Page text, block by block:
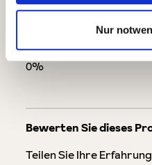
Nur
Unbefriedigend (0)
0%
Bewerten Sie dieses
Teilen Sie Ihre